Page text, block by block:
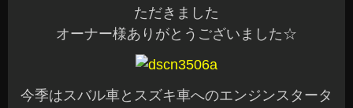
ただきました
オーナー様ありがとうございました☆
今季はスバル車とスズキ車へのエンジンスタータ